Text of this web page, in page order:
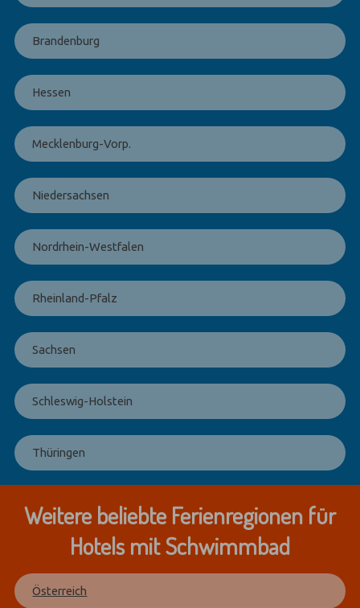
Brandenburg
Hessen
Mecklenburg-Vorp.
Niedersachsen
Nordrhein-Westfalen
Rheinland-Pfalz
Sachsen
Schleswig-Holstein
Thüringen
Weitere beliebte Ferienregionen für
Hotels mit Schwimmbad
Österreich